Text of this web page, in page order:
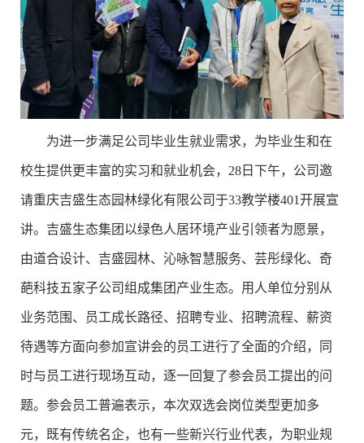
为进一步满足公司毕业生就业需求， 为毕业生和在
校生提供更丰富的实习和就业机会，28 日下午，公司邀
请重庆吉盛生态园林绿化有限公司于33教学楼401开展宣
讲。吉盛生态集团以绿色人居环境产业引领者为愿景，
由道合设计、吉盛园林、沁咏智慧服务、芸彤绿化、奇
葩科技五家子公司组成集团产业生态。用人单位分别从
业务范围、员工成长路径、招聘专业、招聘流程、薪资
待遇等方面向参加宣讲会的员工进行了全面的介绍，同
时与员工进行现场互动，逐一回复了参会员工提出的问
题。参会员工普遍表示，本次双选会岗位类型更加多
元，既有传统名企，也有一些新兴行业代表，为职业规